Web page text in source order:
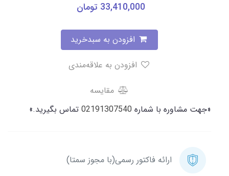
33,410,000 تومان
مقایسه
«جهت مشاوره با شماره 02191307540 تماس بگیرید.»
ارائه فاکتور رسمی(با مجوز سمتا)